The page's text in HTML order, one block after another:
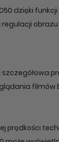
dzięki
obrazu
filmów
prędkości